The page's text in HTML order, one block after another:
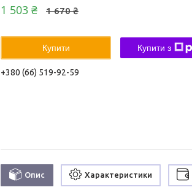
1 670 ₴
1 503 ₴
Купити Купити з
+380 (66) 519-92-59
Опис Характеристики